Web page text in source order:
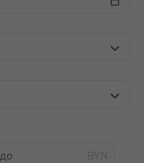
BYN